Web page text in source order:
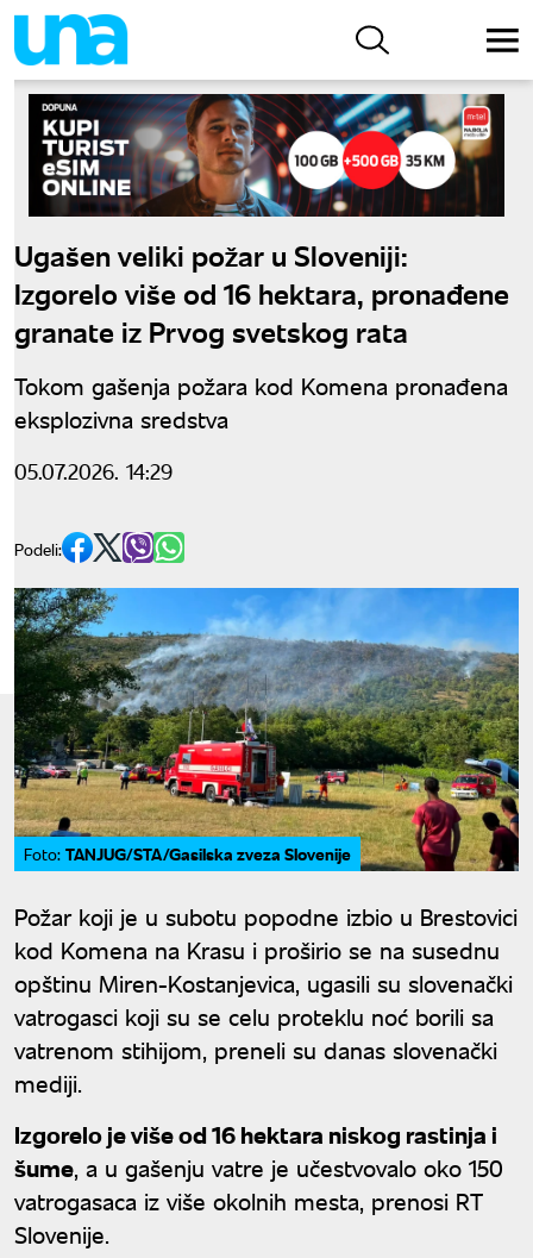
Ugašen veliki požar u Sloveniji:
Izgorelo više od 16 hektara, pronađene
granate iz Prvog svetskog rata
Tokom gašenja požara kod Komena pronađena
eksplozivna sredstva
05.07.2026. 14:29
Podeli:
Foto: TANJUG/STA/Gasilska zveza Slovenije
Požar koji je u subotu popodne izbio u Brestovici
kod Komena na Krasu i proširio se na susednu
opštinu Miren-Kostanjevica, ugasili su slovenački
vatrogasci koji su se celu proteklu noć borili sa
vatrenom stihijom, preneli su danas slovenački
mediji.
Izgorelo je više od 16 hektara niskog rastinja i
šume, a u gašenju vatre je učestvovalo oko 150
vatrogasaca iz više okolnih mesta, prenosi RT
Slovenije.